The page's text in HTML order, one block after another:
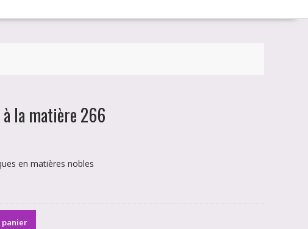
à la matière 266
en matières nobles
panier